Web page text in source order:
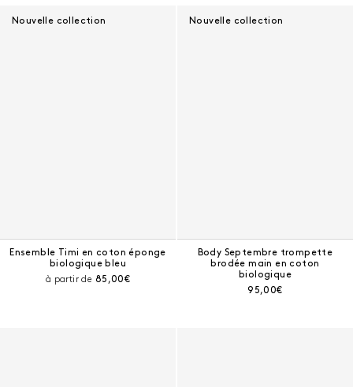
Nouvelle collection
Ensemble Timi en coton éponge
biologique bleu
à partir de Prix courant :
85,00€
Nouvelle collection
Body Septembre trompette
brodée main en coton
biologique
Prix courant :
95,00€